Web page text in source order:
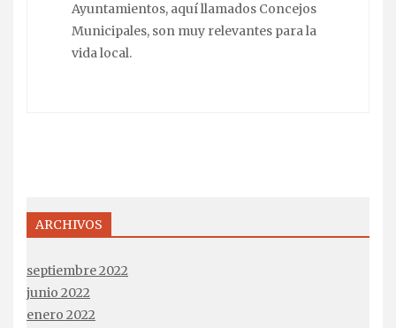
Ayuntamientos, aquí llamados Concejos
Municipales, son muy relevantes para la
vida local.
ARCHIVOS
septiembre 2022
junio 2022
enero 2022